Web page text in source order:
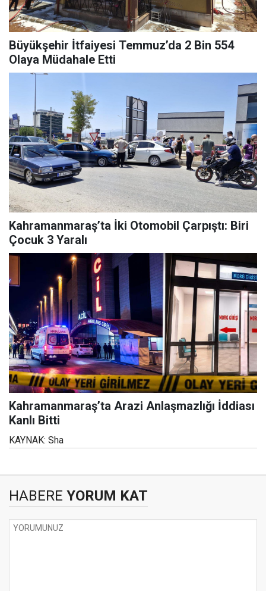
Büyükşehir İtfaiyesi Temmuz’da 2 Bin 554
Olaya Müdahale Etti
Kahramanmaraş’ta İki Otomobil Çarpıştı: Biri
Çocuk 3 Yaralı
Kahramanmaraş’ta Arazi Anlaşmazlığı İddiası
Kanlı Bitti
KAYNAK: Sha
HABERE YORUM KAT